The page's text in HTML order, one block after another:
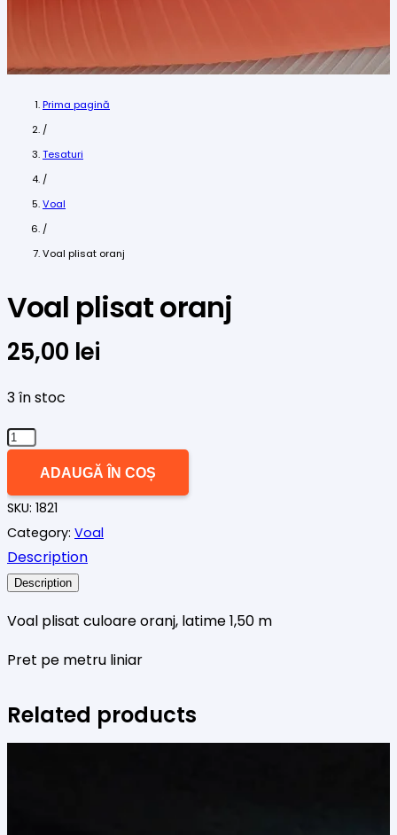
Prima pagină
/
Tesaturi
/
Voal
/
Voal plisat oranj
Voal plisat oranj
25,00 lei
3 în stoc
Cantitate
oranj
ADAUGĂ ÎN COȘ
SKU: 1821
Category: Voal
Description
Description
Voal plisat culoare oranj, latime 1,50 m
Pret pe metru liniar
Related products